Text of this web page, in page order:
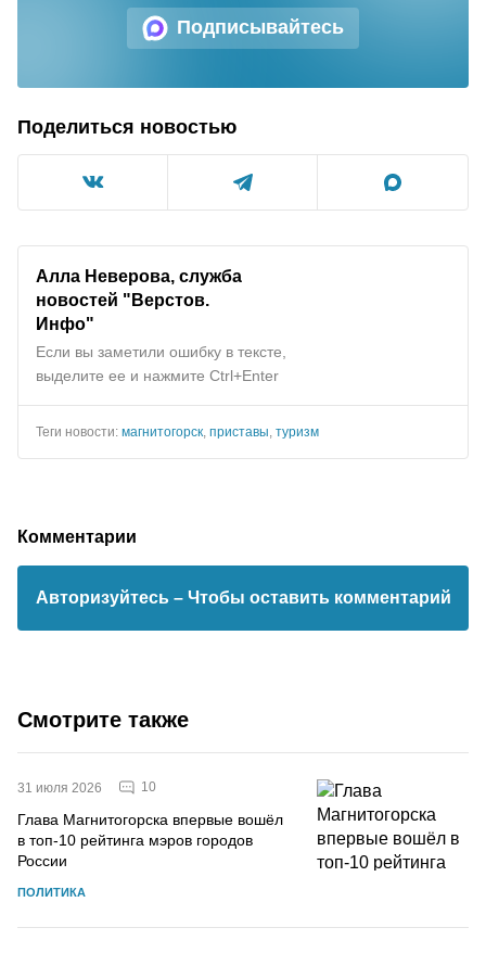
Подписывайтесь
Поделиться новостью
Алла Неверова, служба
новостей "Верстов.
Инфо"
Если вы заметили ошибку в тексте,
выделите ее и нажмите Ctrl+Enter
Теги новости: магнитогорск приставы туризм
Комментарии
Авторизуйтесь – Чтобы оставить комментарий
Смотрите также
31 июля 2026 10
Глава Магнитогорска впервые вошёл
в топ-10 рейтинга мэров городов
России
ПОЛИТИКА